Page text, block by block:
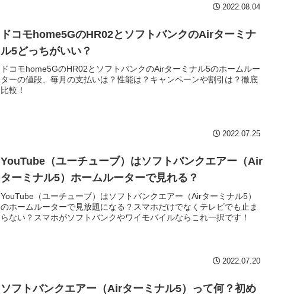
2022.08.04
ドコモhome5GのHR02とソフトバンクのAirターミナ
ル5どっちがいい？
ドコモhome5GのHR02とソフトバンクのAirターミナル5のホームルー
ターの値段、毎月の支払いは？性能は？キャンペーンや割引は？徹底
比較！
2022.07.25
YouTube（ユーチューブ）はソフトバンクエアー（Air
ターミナル5）ホームルーターで見れる？
YouTube（ユーチューブ）はソフトバンクエアー（Airターミナル5）
のホームルーターで見放題になる？スマホだけでなくテレビでも止ま
らない？スマホがソフトバンクやワイモバイルならこれ一択です！
2022.07.20
ソフトバンクエアー（Airターミナル5）って何？初め